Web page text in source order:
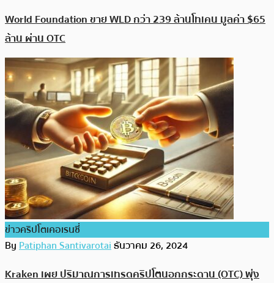
World Foundation ขาย WLD กว่า 239 ล้านโทเคน มูลค่า $65
ล้าน ผ่าน OTC
ข่าวคริปโตเคอเรนซี่
ByPatiphan Santivarotaiธันวาคม 26, 2024
Kraken เผย ปริมาณการเทรดคริปโตนอกกระดาน (OTC) พุ่ง